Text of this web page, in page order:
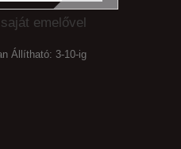
emelővel
Állítható: 3-10-ig